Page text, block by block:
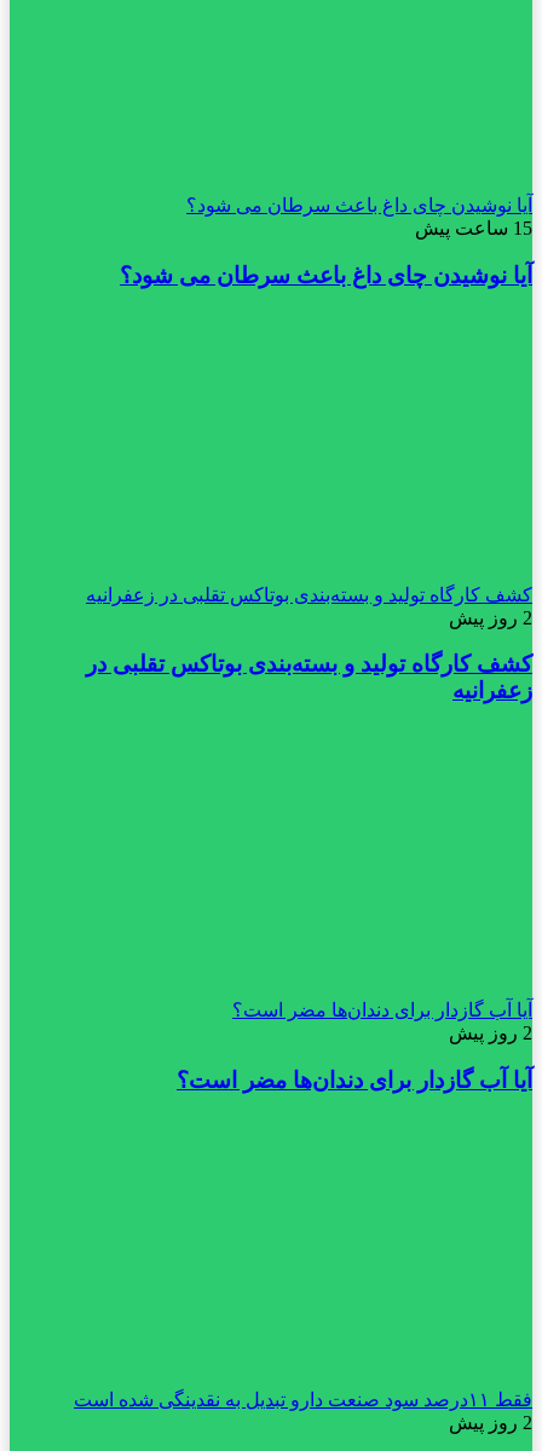
آیا نوشیدن چای داغ باعث سرطان می شود؟
15 ساعت پیش
آیا نوشیدن چای داغ باعث سرطان می شود؟
کشف کارگاه تولید و بسته‌بندی بوتاکس تقلبی در زعفرانیه
2 روز پیش
کشف کارگاه تولید و بسته‌بندی بوتاکس تقلبی در
زعفرانیه
آیا آب گازدار برای دندان‌ها مضر است؟
2 روز پیش
آیا آب گازدار برای دندان‌ها مضر است؟
فقط ۱۱‌درصد سود صنعت دارو تبدیل به نقدینگی شده است
2 روز پیش